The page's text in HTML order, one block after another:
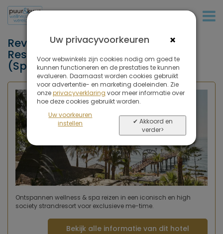
Reviews van Marbella Club, Golf
Resort & Spa, Marbella, Malaga
(Spanje)
Ontspannen wellness & spa reizen in een iconisch en high
society strandresort voor exclusieve me-time.
Bekijk alle informatie van dit hotel
×
Uw privacyvoorkeuren
Voor webwinkels zijn cookies nodig om goed te
kunnen functioneren en de prestaties te kunnen
evalueren. Daarnaast worden cookies gebruikt
voor advertentie- en marketing doeleinden. Zie
onzeprivacyverklaring voor meer informatie over
hoe deze cookies gebruikt worden.
Uw voorkeuren
instellen
✔ Akkoord en
verder>